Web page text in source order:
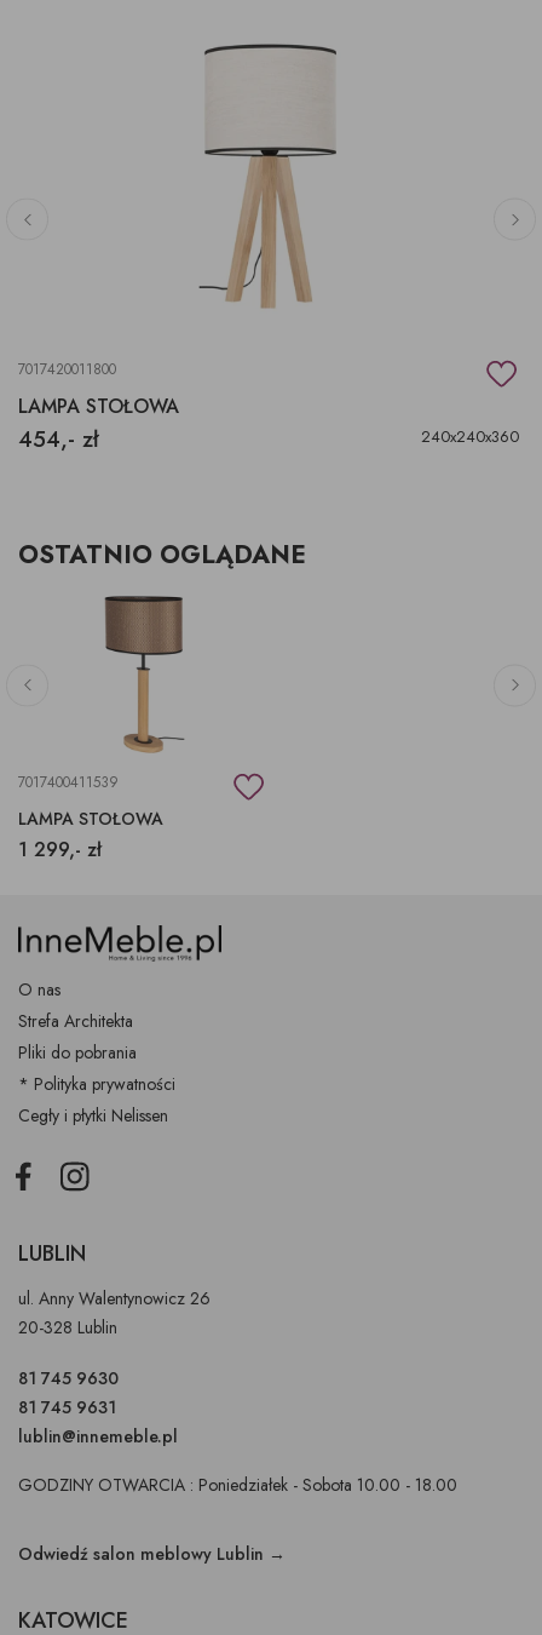
7017420011800
LAMPA STOŁOWA
454,- zł 240x240x360
OSTATNIO OGLĄDANE
7017400411539
LAMPA STOŁOWA
1 299,- zł
O nas
Strefa Architekta
Pliki do pobrania
* Polityka prywatności
Cegły i płytki Nelissen
FacebookInstagram
LUBLIN
ul. Anny Walentynowicz 26
20-328 Lublin
81 745 9630
81 745 9631
lublin@innemeble.pl
GODZINY OTWARCIA : Poniedziałek - Sobota 10.00 - 18.00
Odwiedź salon meblowy Lublin →
KATOWICE